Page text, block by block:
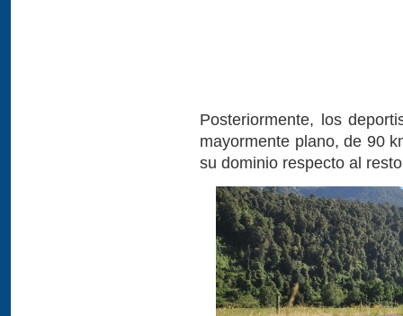
Posteriormente, los
mayormente plano, de 90
su dominio respecto al